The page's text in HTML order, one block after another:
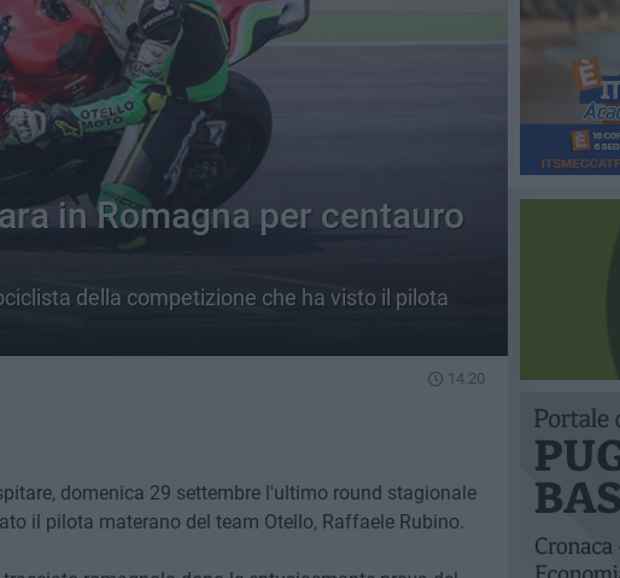
in Romagna per centauro
della competizione che ha visto il pilota
14.20
domenica 29 settembre l'ultimo round stagionale
il pilota materano del team Otello, Raffaele Rubino.